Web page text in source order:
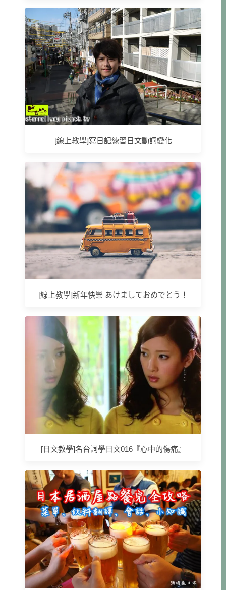
[線上教學]寫日記練習日文動詞變化
[線上教學]新年快樂 あけましておめでとう！
[日文教學]名台詞學日文016『心中的傷痛』